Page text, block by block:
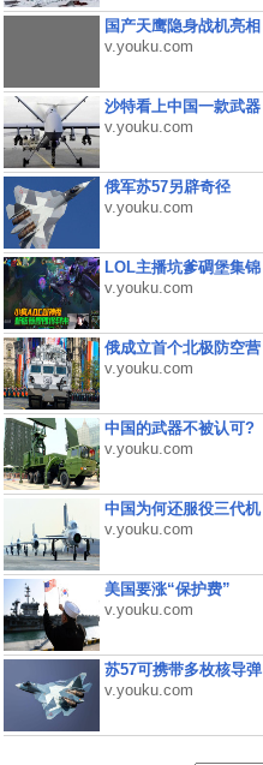
国产天鹰隐身战机亮相
v.youku.com
沙特看上中国一款武器
v.youku.com
俄军苏57另辟奇径
v.youku.com
LOL主播坑爹碉堡集锦
v.youku.com
俄成立首个北极防空营
v.youku.com
中国的武器不被认可?
v.youku.com
中国为何还服役三代机
v.youku.com
美国要涨“保护费”
v.youku.com
苏57可携带多枚核导弹
v.youku.com